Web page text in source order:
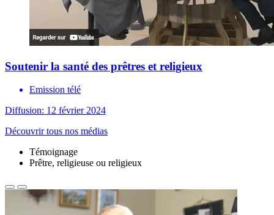
Soutenir la santé des prêtres et religieux
Emission télé
Diffusion: 12 février 2024
Découvrir tous nos médias
Témoignage
Prêtre, religieuse ou religieux